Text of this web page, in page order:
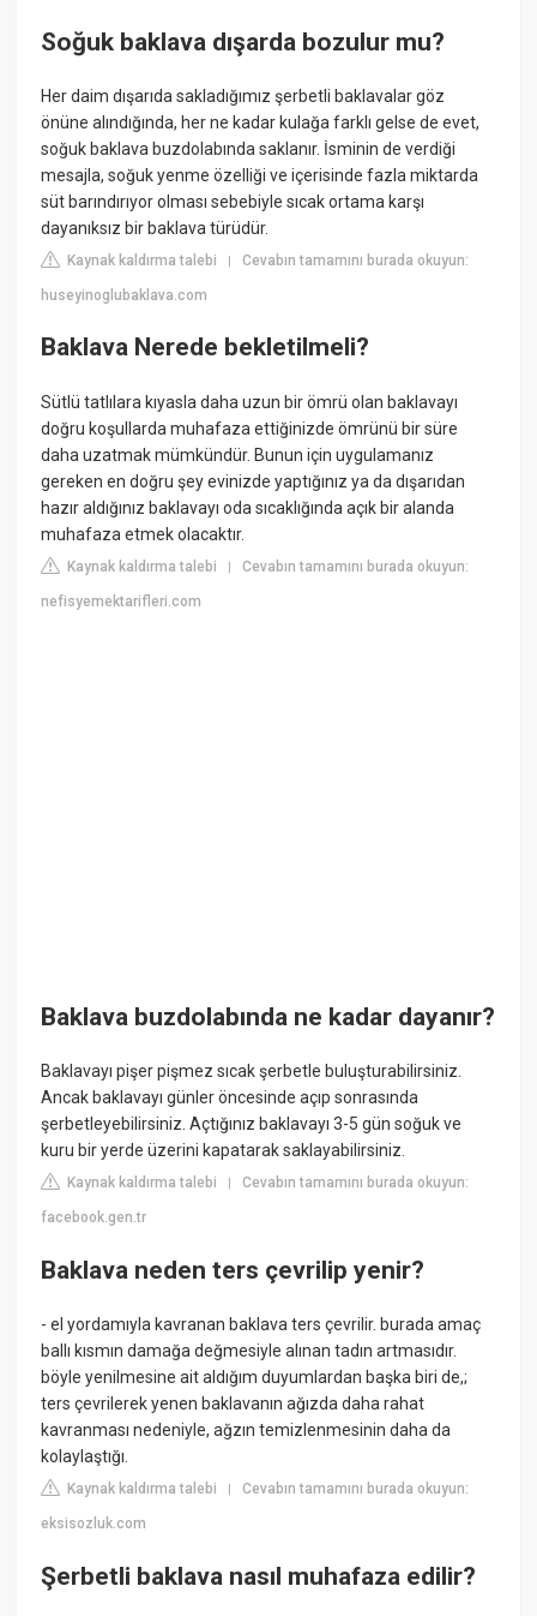
Soğuk baklava dışarda bozulur mu?
Her daim dışarıda sakladığımız şerbetli baklavalar göz
önüne alındığında, her ne kadar kulağa farklı gelse de evet,
soğuk baklava buzdolabında saklanır. İsminin de verdiği
mesajla, soğuk yenme özelliği ve içerisinde fazla miktarda
süt barındırıyor olması sebebiyle sıcak ortama karşı
dayanıksız bir baklava türüdür.
Kaynak kaldırma talebi |Cevabın tamamını burada okuyun:
huseyinoglubaklava.com
Baklava Nerede bekletilmeli?
Sütlü tatlılara kıyasla daha uzun bir ömrü olan baklavayı
doğru koşullarda muhafaza ettiğinizde ömrünü bir süre
daha uzatmak mümkündür. Bunun için uygulamanız
gereken en doğru şey evinizde yaptığınız ya da dışarıdan
hazır aldığınız baklavayı oda sıcaklığında açık bir alanda
muhafaza etmek olacaktır.
Kaynak kaldırma talebi |Cevabın tamamını burada okuyun:
nefisyemektarifleri.com
Baklava buzdolabında ne kadar dayanır?
Baklavayı pişer pişmez sıcak şerbetle buluşturabilirsiniz.
Ancak baklavayı günler öncesinde açıp sonrasında
şerbetleyebilirsiniz. Açtığınız baklavayı 3-5 gün soğuk ve
kuru bir yerde üzerini kapatarak saklayabilirsiniz.
Kaynak kaldırma talebi |Cevabın tamamını burada okuyun:
facebook.gen.tr
Baklava neden ters çevrilip yenir?
- el yordamıyla kavranan baklava ters çevrilir. burada amaç
ballı kısmın damağa değmesiyle alınan tadın artmasıdır.
böyle yenilmesine ait aldığım duyumlardan başka biri de,;
ters çevrilerek yenen baklavanın ağızda daha rahat
kavranması nedeniyle, ağzın temizlenmesinin daha da
kolaylaştığı.
Kaynak kaldırma talebi |Cevabın tamamını burada okuyun:
eksisozluk.com
Şerbetli baklava nasıl muhafaza edilir?